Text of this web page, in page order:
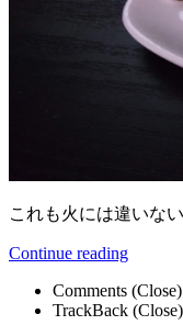
これも火には違いない
Continue reading
Comments
TrackBack